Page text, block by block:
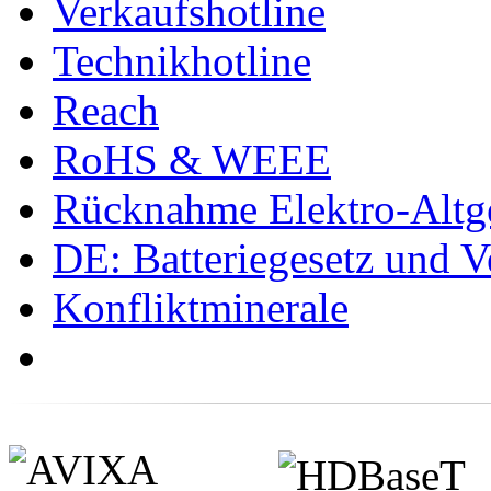
Verkaufshotline
Technikhotline
Reach
RoHS & WEEE
Rücknahme Elektro-
DE: Batteriegesetz und
Konfliktminerale